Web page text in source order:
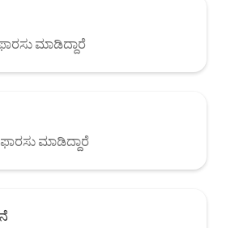
ಮಾಡಿದ್ದಾರೆ
ಮಾಡಿದ್ದಾರೆ